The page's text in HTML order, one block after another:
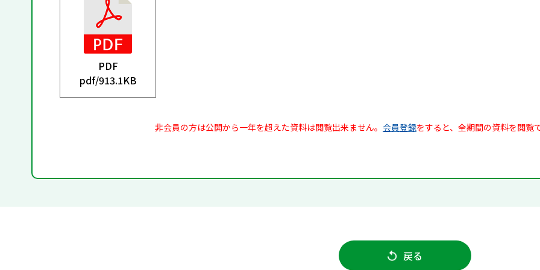
PDF
pdf/913.1KB
非会員の方は公開から一年を超えた資料は閲覧出来ません。 会員登録をすると、全期間の資料を閲覧
戻る